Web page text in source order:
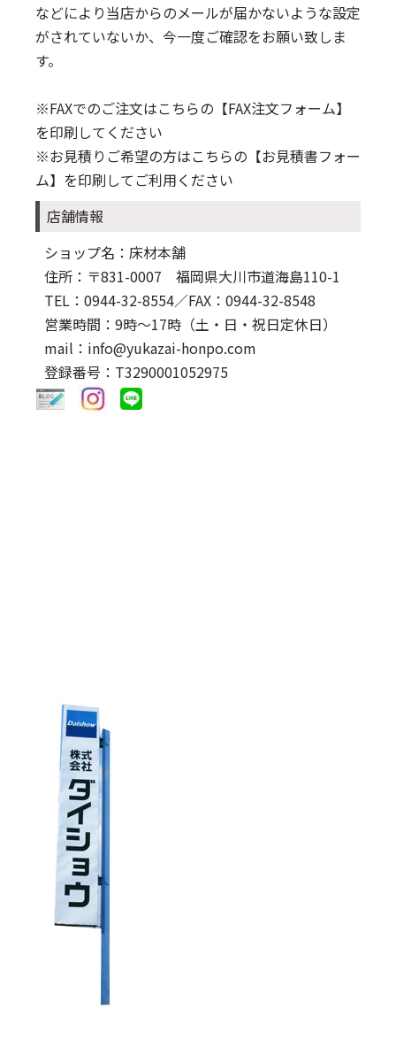
などにより当店からのメールが届かないような設定
がされていないか、今一度ご確認をお願い致しま
す。
※FAXでのご注文はこちらの 【FAX注文フォーム】
を印刷してください
※お見積りご希望の方はこちらの 【お見積書フォー
ム】 を印刷してご利用ください
店舗情報
ショップ名：床材本舗
住所：〒831-0007 福岡県大川市道海島110-1
TEL：0944-32-8554／FAX：0944-32-8548
営業時間：9時～17時（土・日・祝日定休日）
mail：info@yukazai-honpo.com
登録番号：T3290001052975